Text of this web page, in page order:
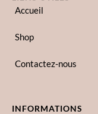
Accueil
Shop
Contactez-nous
INFORMATIONS